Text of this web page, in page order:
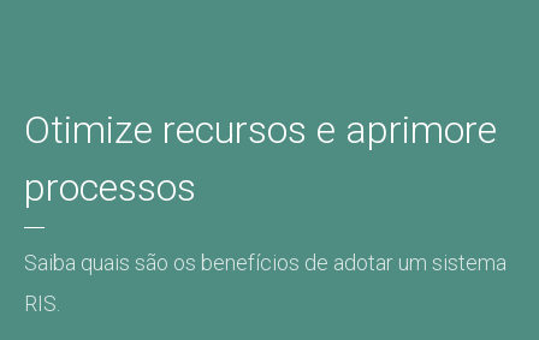
Otimize recursos e aprimore
processos
Saiba quais são os benefícios de adotar um sistema
RIS.